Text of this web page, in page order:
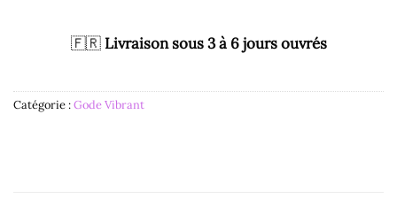
🇫🇷 Livraison sous 3 à 6 jours ouvrés
Catégorie :Gode Vibrant